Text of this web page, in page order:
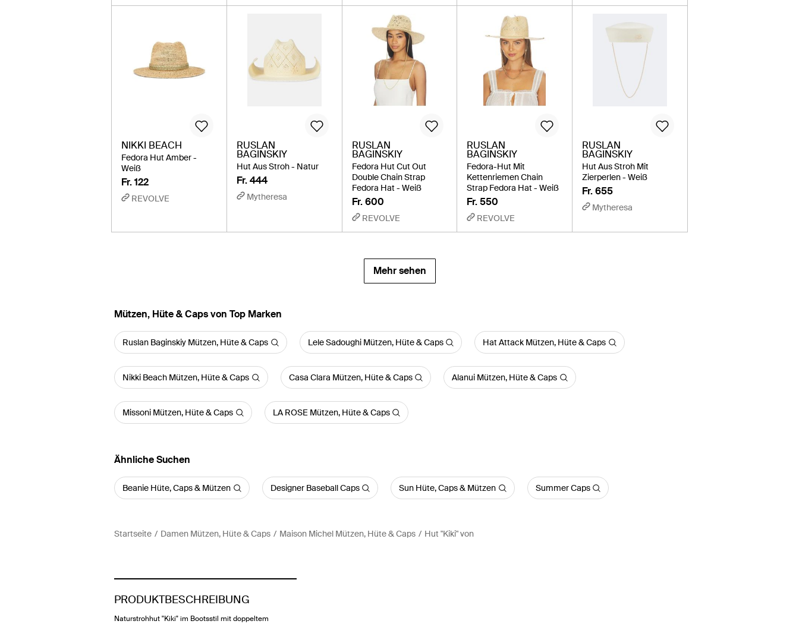
NIKKI BEACH
Fedora Hut Amber -
Weiß
Fr. 122
REVOLVE
RUSLAN
BAGINSKIY
Hut Aus Stroh - Natur
Fr. 444
Mytheresa
RUSLAN
BAGINSKIY
Fedora Hut Cut Out
Double Chain Strap
Fedora Hat - Weiß
Fr. 600
REVOLVE
RUSLAN
BAGINSKIY
Fedora-Hut Mit
Kettenriemen Chain
Strap Fedora Hat - Weiß
Fr. 550
REVOLVE
RUSLAN
BAGINSKIY
Hut Aus Stroh Mit
Zierperlen - Weiß
Fr. 655
Mytheresa
Mehr sehen
Mützen, Hüte & Caps von Top Marken
Ruslan Baginskiy Mützen, Hüte & Caps Lele Sadoughi Mützen, Hüte & Caps Hat Attack Mützen, Hüte & Caps
Nikki Beach Mützen, Hüte & Caps Casa Clara Mützen, Hüte & Caps Alanui Mützen, Hüte & Caps
Missoni Mützen, Hüte & Caps LA ROSE Mützen, Hüte & Caps
Ähnliche Suchen
Beanie Hüte, Caps & Mützen Designer Baseball Caps Sun Hüte, Caps & Mützen Summer Caps
Startseite Damen Mützen, Hüte & Caps Maison Michel Mützen, Hüte & Caps Hut "Kiki" von
PRODUKTBESCHREIBUNG
Naturstrohhut "Kiki" im Bootsstil mit doppeltem